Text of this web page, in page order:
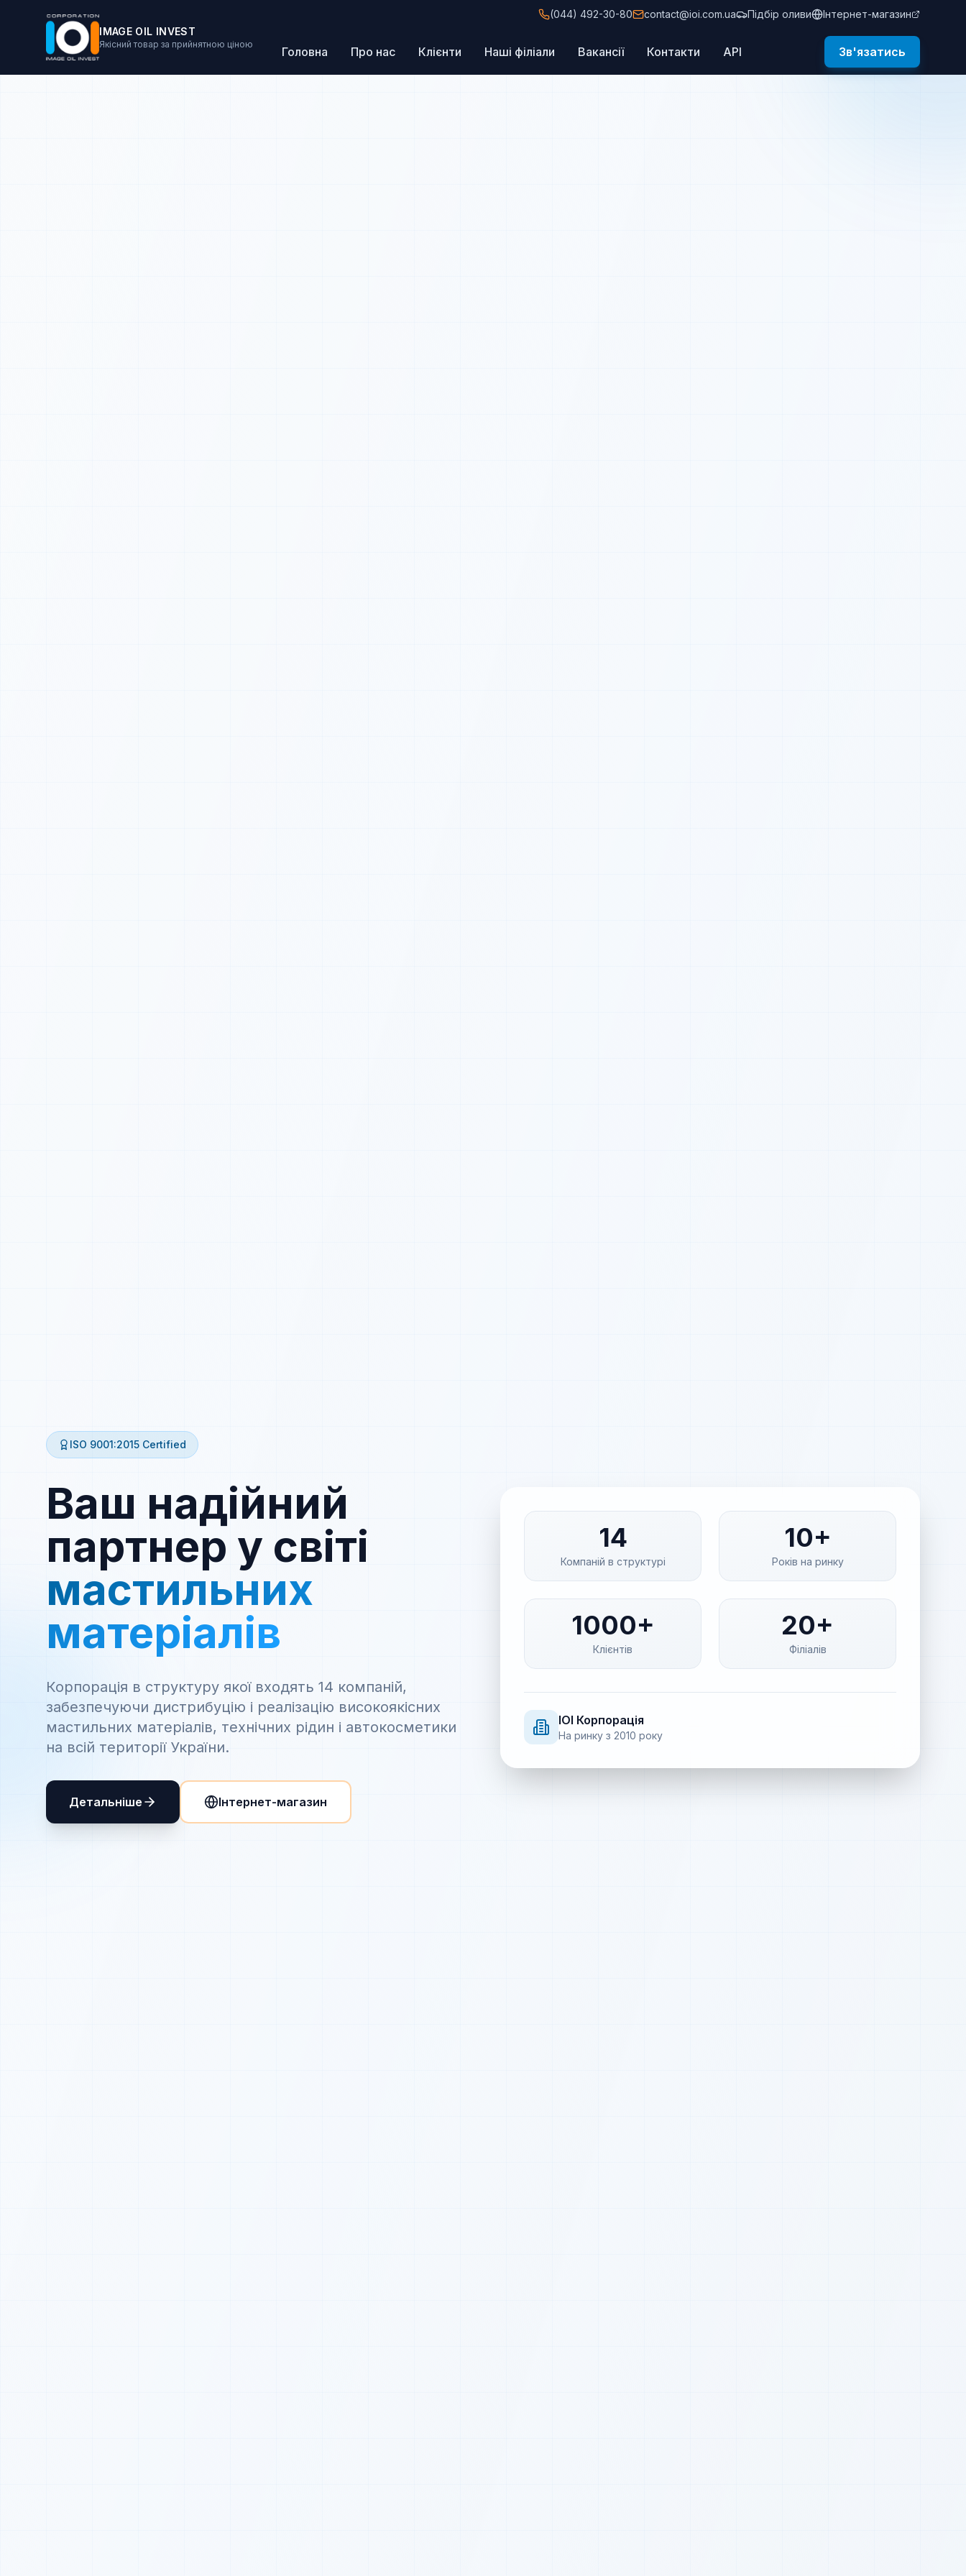
IMAGE OIL INVEST
Якісний товар за прийнятною ціною
(044) 492-30-80 contact@ioi.com.ua Підбір оливи Інтернет-магазин
Головна Про нас Клієнти Наші філіали Вакансії Контакти API Зв'язатись
ISO 9001:2015 Certified
Ваш надійний
партнер у світі
мастильних
матеріалів
Корпорація в структуру якої входять 14 компаній,
забезпечуючи дистрибуцію і реалізацію високоякісних
мастильних матеріалів, технічних рідин і автокосметики
на всій території України.
Детальніше Інтернет-магазин
14
Компаній в структурі
10+
Років на ринку
1000+
Клієнтів
20+
Філіалів
IOI Корпорація
На ринку з 2010 року